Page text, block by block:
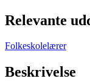
Relevante
Folkeskolelærer
Beskrivelse